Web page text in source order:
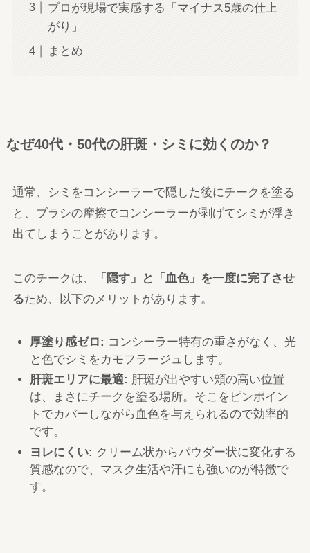
プロが現場で実感する「マイナス5歳の仕上
がり」
まとめ
なぜ40代・50代の肝斑・シミに効くのか？
通常、シミをコンシーラーで隠した後にチークを塗る
と、ブラシの摩擦でコンシーラーが剥げてシミが浮き
出てしまうことがあります。
このチークは、
「隠す」と「血色」を一度に完了させ
るため、以下のメリットがあります。
厚塗り感ゼロ: コンシーラー特有の重さがなく、光
と色でシミをカモフラージュします。
肝斑エリアに最適: 肝斑が出やすい頬の高い位置
は、まさにチークを塗る場所。そこをピンポイン
トでカバーしながら血色を与えられるので効率的
です。
ヨレにくい: クリーム状からパウダー状に変化する
質感なので、マスク生活や汗にも強いのが特徴で
す。